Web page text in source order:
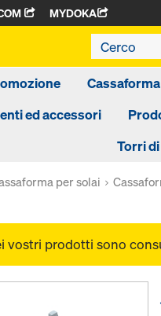
MYDOKA
ed accessori
Torri
per solai
vostri prodotti sono